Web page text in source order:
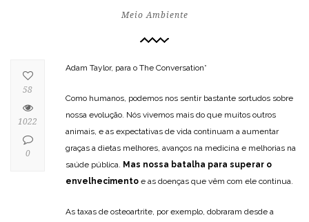
Meio Ambiente
Adam Taylor, para o The Conversation*
Como humanos, podemos nos sentir bastante sortudos sobre
nossa evolução. Nós vivemos mais do que muitos outros
animais, e as expectativas de vida continuam a aumentar
graças a dietas melhores, avanços na medicina e melhorias na
saúde pública. Mas nossa batalha para superar o
envelhecimento e as doenças que vêm com ele continua.
As taxas de osteoartrite, por exemplo, dobraram desde a
58
1022
0